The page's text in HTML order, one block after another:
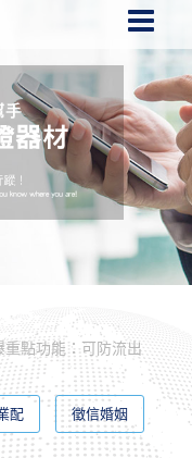
重點功能：可防流出
配 徵信婚姻